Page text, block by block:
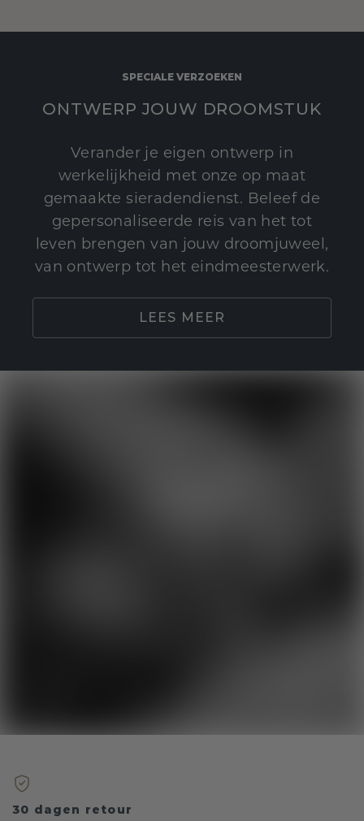
SPECIALE VERZOEKEN
ONTWERP JOUW DROOMSTUK
Verander je eigen ontwerp in
werkelijkheid met onze op maat
gemaakte sieradendienst. Beleef de
gepersonaliseerde reis van het tot
leven brengen van jouw droomjuweel,
van ontwerp tot het eindmeesterwerk.
LEES MEER
30 dagen retour